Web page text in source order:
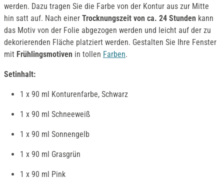
werden. Dazu tragen Sie die Farbe von der Kontur aus zur Mitte
hin satt auf. Nach einer Trocknungszeit von ca. 24 Stunden kann
das Motiv von der Folie abgezogen werden und leicht auf der zu
dekorierenden Fläche platziert werden. Gestalten Sie Ihre Fenster
mit Frühlingsmotiven in tollen Farben.
Setinhalt:
1 x 90 ml Konturenfarbe, Schwarz
1 x 90 ml Schneeweiß
1 x 90 ml Sonnengelb
1 x 90 ml Grasgrün
1 x 90 ml Pink